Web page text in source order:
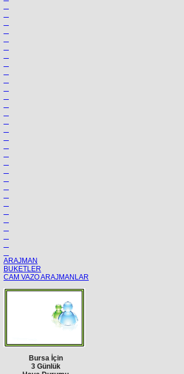
ARAJMAN
BUKETLER
CAM VAZO ARAJMANLAR
Bursa İçin
3 Günlük